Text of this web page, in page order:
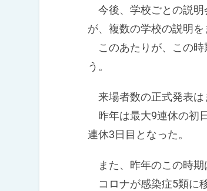
今後、学校ごとの説明
が、複数の学校の説明を
このあたりが、この時
う。
来場者数の正式発表は
昨年は最大9連休の初
連休3日目となった。
また、昨年のこの時期
コロナが感染症5類に